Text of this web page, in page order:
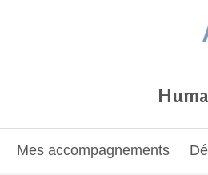
Mes accompagnements